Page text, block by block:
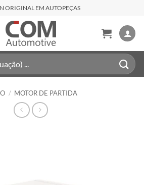
ORIGINAL EM AUTOPEÇAS
/ MOTOR DE PARTIDA